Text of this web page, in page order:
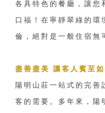
各具特色的餐廳，讓您
口福！在寧靜翠綠的環
倫，絕對是一般住宿無
盡善盡美 讓客人賓至如
陽明山莊一站式的完善
客的需要。多年來，陽